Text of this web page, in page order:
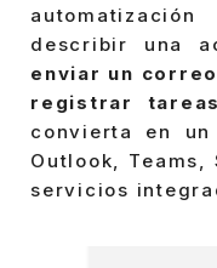
describir una
enviar un
registrar tareas
convierta en
Outlook, Teams,
servicios